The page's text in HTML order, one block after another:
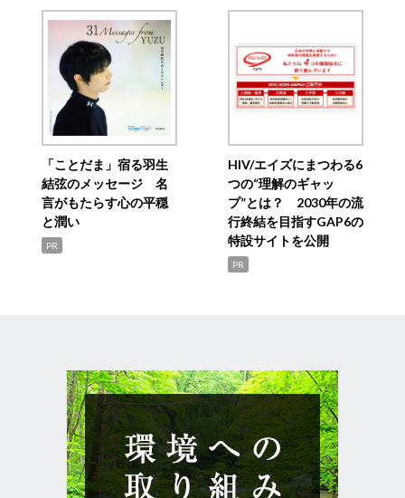
「ことだま」宿る羽生
結弦のメッセージ 名
言がもたらす心の平穏
と潤い
PR
HIV/エイズにまつわる6
つの“理解のギャッ
プ”とは？ 2030年の流
行終結を目指すGAP6の
特設サイトを公開
PR